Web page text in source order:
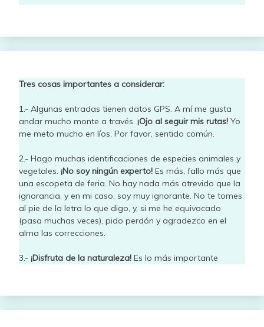
Tres cosas importantes a considerar:
1.- Algunas entradas tienen datos GPS. A mí me gusta
andar mucho monte a través. ¡Ojo al seguir mis rutas! Yo
me meto mucho en líos. Por favor, sentido común.
2.- Hago muchas identificaciones de especies animales y
vegetales. ¡No soy ningún experto! Es más, fallo más que
una escopeta de feria. No hay nada más atrevido que la
ignorancia, y en mi caso, soy muy ignorante. No te tomes
al pie de la letra lo que digo, y, si me he equivocado
(pasa muchas veces), pido perdón y agradezco en el
alma las correcciones.
3.- ¡Disfruta de la naturaleza! Es lo más importante